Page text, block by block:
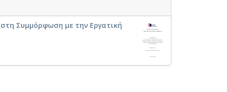
Συμμόρφωση με την Εργατική